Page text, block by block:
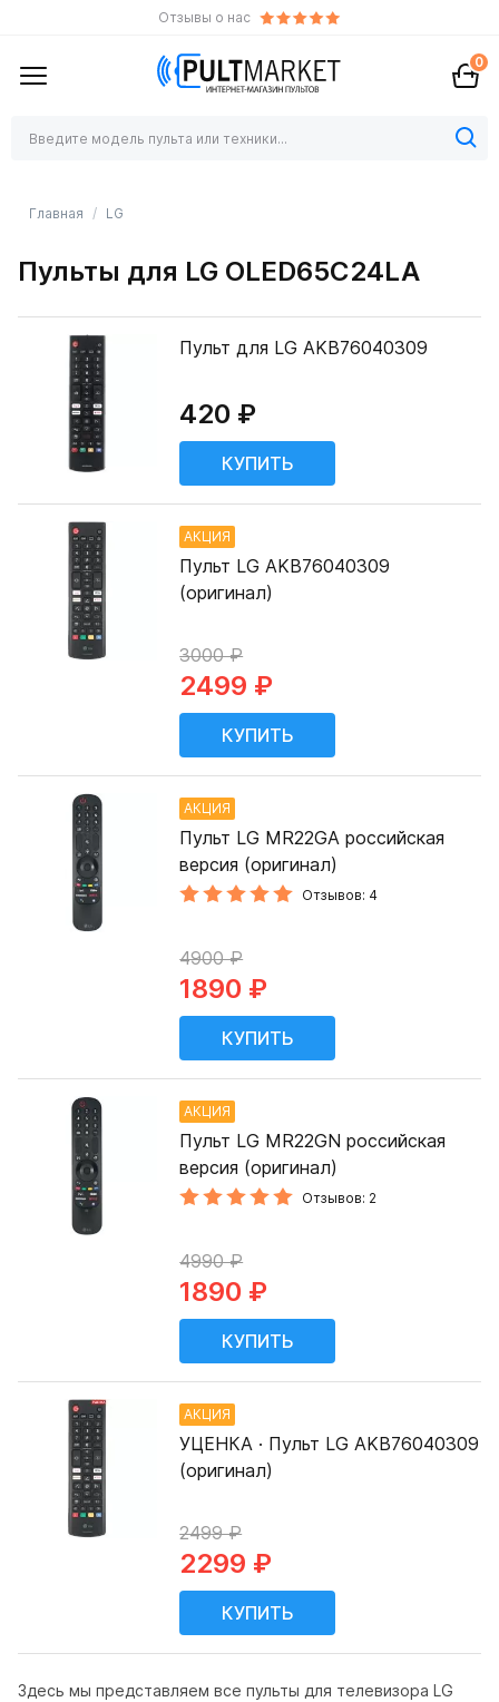
Отзывы о нас
0
Главная LG
Пульты для LG OLED65C24LA
Здесь мы представляем все пульты для телевизора LG
Пульт для LG AKB76040309
420 ₽
АКЦИЯ
Пульт LG AKB76040309
(оригинал)
3000 ₽
2499 ₽
АКЦИЯ
Пульт LG MR22GA российская
версия (оригинал)
Отзывов: 4
4900 ₽
1890 ₽
АКЦИЯ
Пульт LG MR22GN российская
версия (оригинал)
Отзывов: 2
4990 ₽
1890 ₽
АКЦИЯ
УЦЕНКА · Пульт LG AKB76040309
(оригинал)
2499 ₽
2299 ₽